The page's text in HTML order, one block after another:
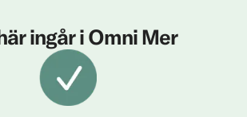
ingår i Omni Mer